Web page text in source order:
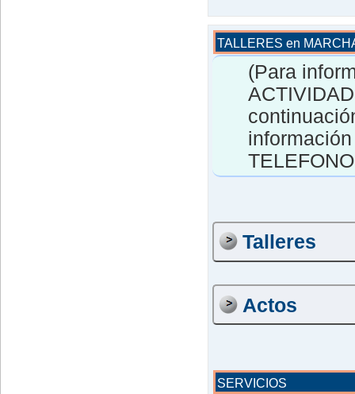
TALLERES en
(Para
Talleres
Actos
SERVICIOS